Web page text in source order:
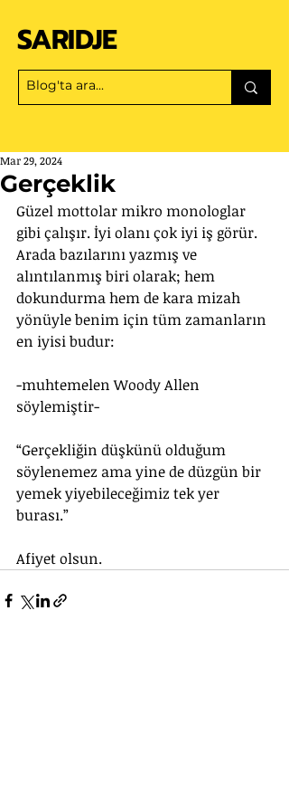
SARIDJE
Gerçeklik
Mar 29, 2024
Güzel mottolar mikro monologlar
gibi çalışır. İyi olanı çok iyi iş görür.
Arada bazılarını yazmış ve
alıntılanmış biri olarak; hem
dokundurma hem de kara mizah
yönüyle benim için tüm zamanların
en iyisi budur:
-muhtemelen Woody Allen
söylemiştir-
“Gerçekliğin düşkünü olduğum
söylenemez ama yine de düzgün bir
yemek yiyebileceğimiz tek yer
burası.”
Afiyet olsun.